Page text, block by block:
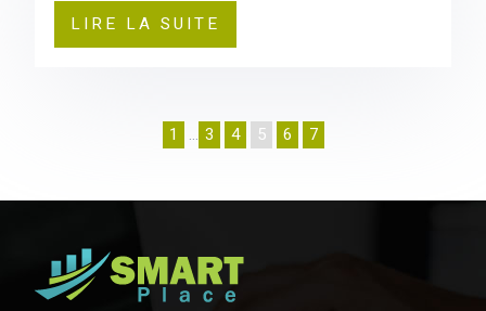
LIRE LA SUITE
1 … 3 4 5 6 7